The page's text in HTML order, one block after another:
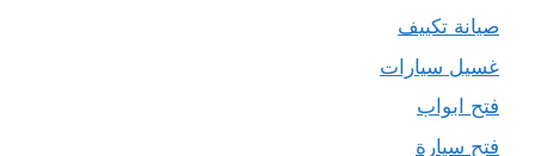
صيانة تكييف
غسيل سيارات
فتح ابواب
فتح سيارة